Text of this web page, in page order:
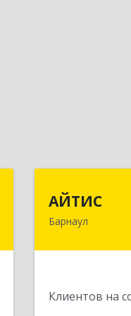
АЙТИС
Барнаул
Клиентов на
656067,